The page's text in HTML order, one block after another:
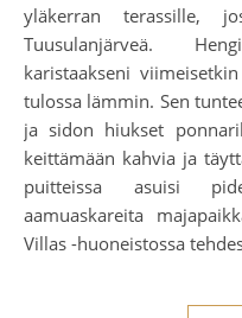
yläkerran terassille,
Tuusulanjärveä.
karistaakseni
tulossa lämmin. Sen
ja sidon hiukset
keittämään kahvia ja
puitteissa asuisi
aamuaskareita
Villas -huoneistossa